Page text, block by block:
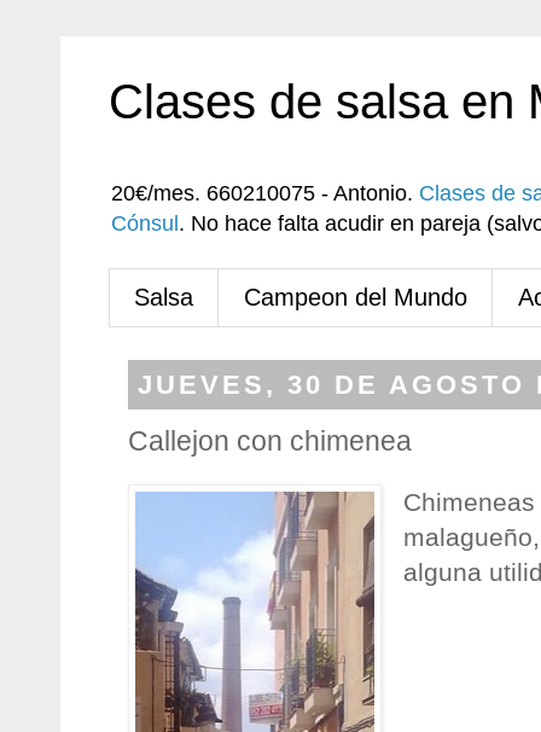
Clases de salsa en
20€/mes. 660210075 - Antonio. Clases de
Cónsul . No hace falta acudir en pareja
Salsa Campeon del Mundo
JUEVES, 30 DE AGOSTO
Callejon con chimenea
alguna